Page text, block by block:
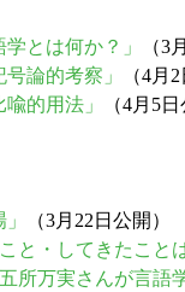
とは何か？」
（3
論的考察」
（4月
的用法」 （4月5日
（3月22日公開）
と・してきたこ
所万実さんが言語